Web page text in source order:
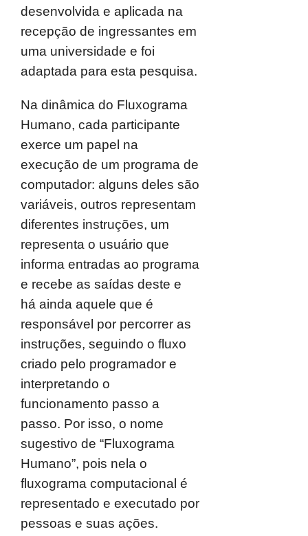
desenvolvida e aplicada na
recepção de ingressantes em
uma universidade e foi
adaptada para esta pesquisa.
Na dinâmica do Fluxograma
Humano, cada participante
exerce um papel na
execução de um programa de
computador: alguns deles são
variáveis, outros representam
diferentes instruções, um
representa o usuário que
informa entradas ao programa
e recebe as saídas deste e
há ainda aquele que é
responsável por percorrer as
instruções, seguindo o fluxo
criado pelo programador e
interpretando o
funcionamento passo a
passo. Por isso, o nome
sugestivo de “Fluxograma
Humano”, pois nela o
fluxograma computacional é
representado e executado por
pessoas e suas ações.